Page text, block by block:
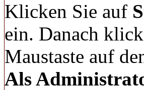
Klicken Sie auf
ein. Danach
Maustaste auf
Als